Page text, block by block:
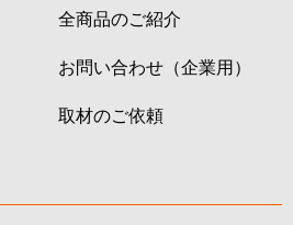
全商品のご紹介
お問い合わせ（企業用）
取材のご依頼